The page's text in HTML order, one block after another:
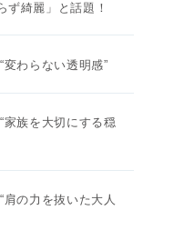
ず綺麗」と話題！
わらない透明感”
族を大切にする穏
の力を抜いた大人